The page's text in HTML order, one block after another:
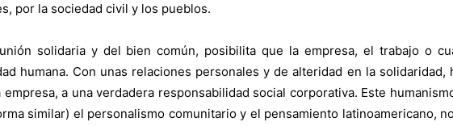
por la sociedad civil y los pueblos.
solidaria y del bien común, posibilita que la empresa, el trabajo o
humana. Con unas relaciones personales y de alteridad en la solidaridad,
a una verdadera responsabilidad social corporativa. Este
similar) el personalismo comunitario y el pensamiento latinoamericano,